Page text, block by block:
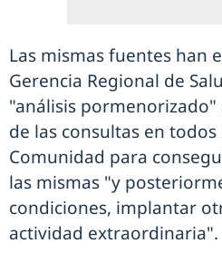
Las mismas fuentes han
Gerencia Regional de
"análisis
de las consultas en
Comunidad para
las mismas "y
condiciones, implantar
actividad extraordinaria".